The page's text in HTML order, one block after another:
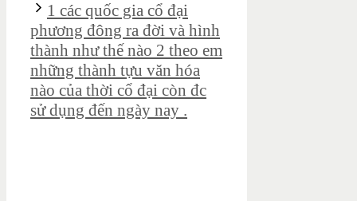
1 các quốc gia cổ đại
phương đông ra đời và hình
thành như thế nào 2 theo em
những thành tựu văn hóa
nào của thời cổ đại còn đc
sử dụng đến ngày nay .